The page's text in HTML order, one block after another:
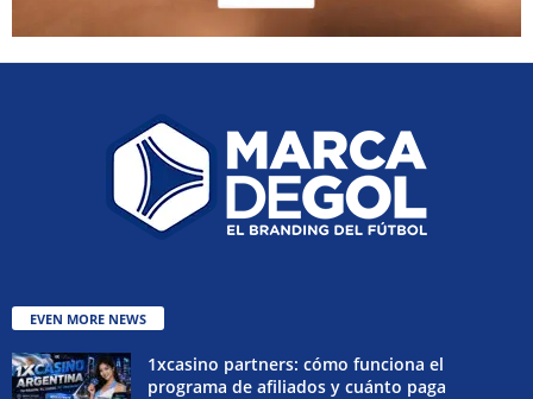
EVEN MORE NEWS
1xcasino partners: cómo funciona el
programa de afiliados y cuánto paga